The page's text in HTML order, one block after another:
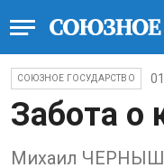
СОЮЗНОЕ ГОСУДАРСТВО
Забота о
Михаил